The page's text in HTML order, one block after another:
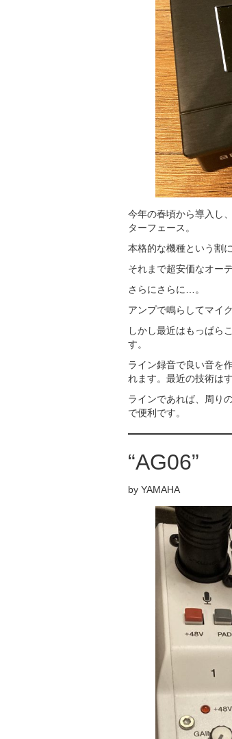
今年の春頃から導入し
ターフェース。
本格的な機種という割
それまで超安価なオー
さらにさらに…。
アンプで鳴らしてマイ
しかし最近はもっぱら
す。
ライン録音で良い音を
れます。最近の技術は
ラインであれば、周り
で便利です。
“AG06”
by YAMAHA